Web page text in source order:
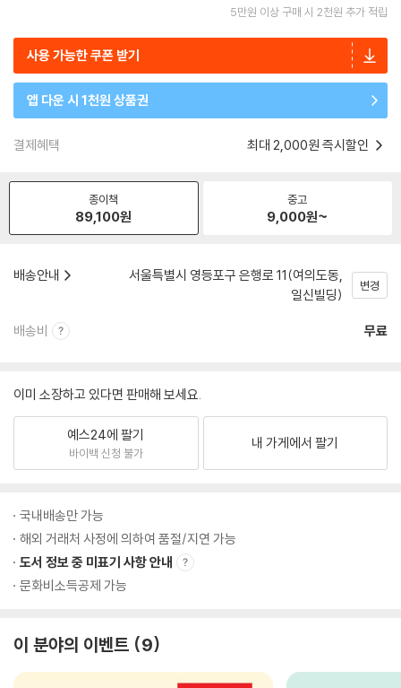
5만원 이상 구매 시 2천원 추가 적립
사용 가능한 쿠폰 받기
앱 다운 시 1천원 상품권
결제혜택 최대 2,000원 즉시할인
종이책
89,100원
중고
9,000원~
배송안내
서울특별시 영등포구 은행로 11(여의도동,
일신빌딩)
변경
배송비 무료
이미 소장하고 있다면 판매해 보세요.
예스24에 팔기
바이백 신청 불가
내 가게에서 팔기
국내배송만 가능
해외 거래처 사정에 의하여 품절/지연 가능
도서 정보 중 미표기 사항 안내
문화비소득공제 가능
이 분야의 이벤트 9